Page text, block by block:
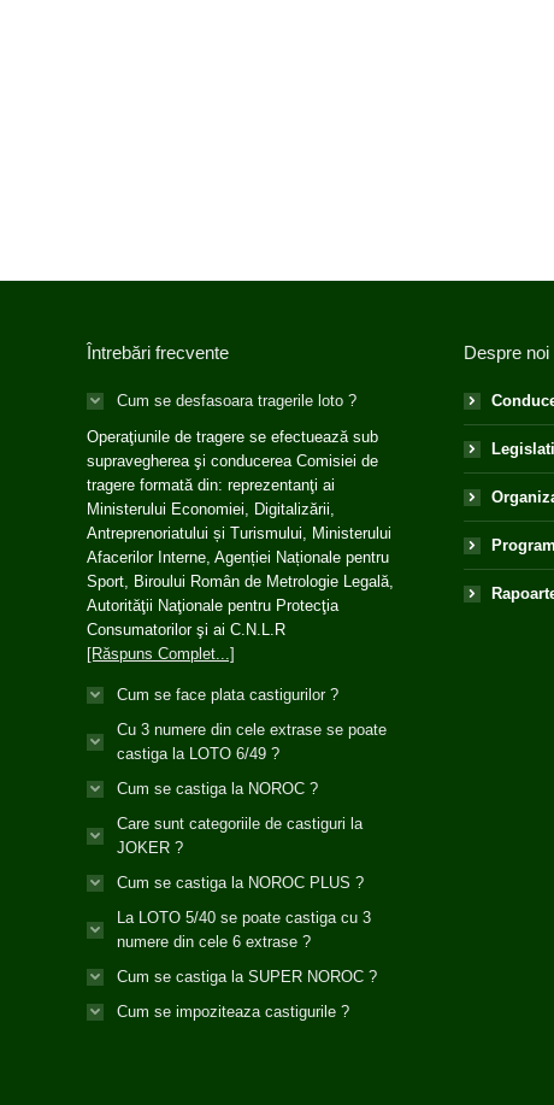
Întrebări frecvente
Cum se desfasoara tragerile loto ?
Operaţiunile de tragere se efectuează sub
supravegherea şi conducerea Comisiei de
tragere formată din: reprezentanţi ai
Ministerului Economiei, Digitalizării,
Antreprenoriatului și Turismului, Ministerului
Afacerilor Interne, Agenției Naționale pentru
Sport, Biroului Român de Metrologie Legală,
Autorităţii Naţionale pentru Protecţia
Consumatorilor şi ai C.N.L.R
[Răspuns Complet...]
Cum se face plata castigurilor ?
Cu 3 numere din cele extrase se poate
castiga la LOTO 6/49 ?
Cum se castiga la NOROC ?
Care sunt categoriile de castiguri la
JOKER ?
Cum se castiga la NOROC PLUS ?
La LOTO 5/40 se poate castiga cu 3
numere din cele 6 extrase ?
Cum se castiga la SUPER NOROC ?
Cum se impoziteaza castigurile ?
Despre noi